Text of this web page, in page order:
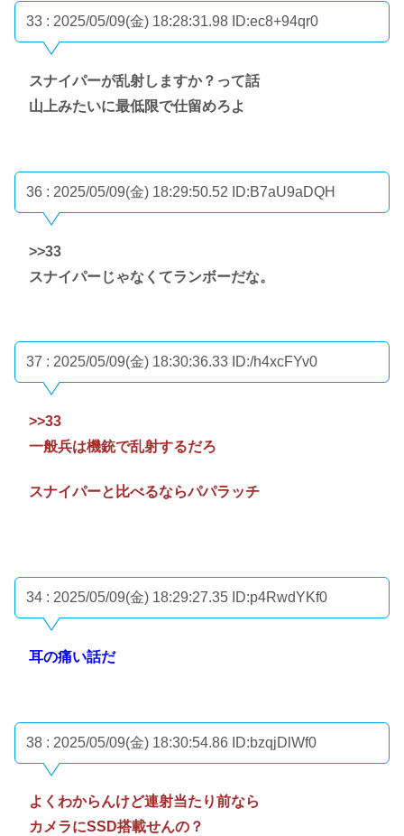
33 : 2025/05/09(金) 18:28:31.98 ID:ec8+94qr0
スナイパーが乱射しますか？って話
山上みたいに最低限で仕留めろよ
36 : 2025/05/09(金) 18:29:50.52 ID:B7aU9aDQH
>>33
スナイパーじゃなくてランボーだな。
37 : 2025/05/09(金) 18:30:36.33 ID:/h4xcFYv0
>>33
一般兵は機銃で乱射するだろ
スナイパーと比べるならパパラッチ
34 : 2025/05/09(金) 18:29:27.35 ID:p4RwdYKf0
耳の痛い話だ
38 : 2025/05/09(金) 18:30:54.86 ID:bzqjDlWf0
よくわからんけど連射当たり前なら
カメラにSSD搭載せんの？